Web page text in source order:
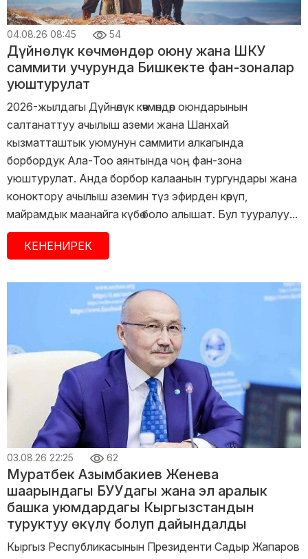
04.08.26 08:45 54
Дүйнөлүк көчмөндөр оюну жана ШКУ
саммити учурунда Бишкекте фан-зоналар
уюштурулат
2026-жылдагы Дүйнөлүк көчмөндөр оюндарынын
салтанаттуу ачылыш аземи жана Шанхай
кызматташтык уюмунун саммити алкагында
борбордук Ала-Тоо аянтында чоң фан-зона
уюштурулат. Анда борбор калаанын тургундары жана
коноктору ачылыш аземин түз эфирден көрүп,
майрамдык маанайга күбө боло алышат. Бул тууралуу...
КЕНЕНИРЕК
03.08.26 22:25 62
Муратбек Азымбакиев Женева
шаарындагы БУУдагы жана эл аралык
башка уюмдардагы Кыргызстандын
туруктуу өкүлү болуп дайындалды
Кыргыз Республикасынын Президенти Садыр Жапаров